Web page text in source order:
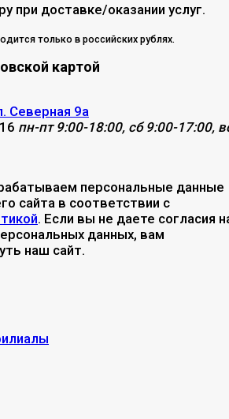
при доставке/оказании услуг.
только в российских рублях.
картой
Северная 9а
пн-пт 9:00-18:00, сб 9:00-17:00,
персональные данные
сайта в соответствии с
. Если вы не даете согласия
данных, вам
наш сайт.